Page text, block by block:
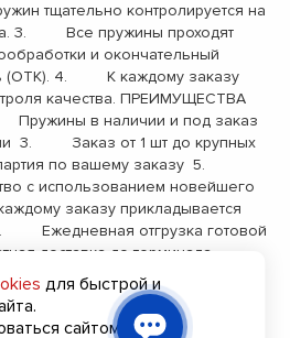
тщательно контролируется на
3. Все пружины проходят
и окончательный
(ОТК). 4. К каждому заказу
качества. ПРЕИМУЩЕСТВА
в наличии и под заказ
3. Заказ от 1 шт до крупных
по вашему заказу 5.
с использованием новейшего
заказу прикладывается
7. Ежедневная отгрузка готовой
доставка до терминала
Опыт работы с 2000 года
для быстрой и
сайтом, вы